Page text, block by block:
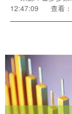
12:47:09
查看